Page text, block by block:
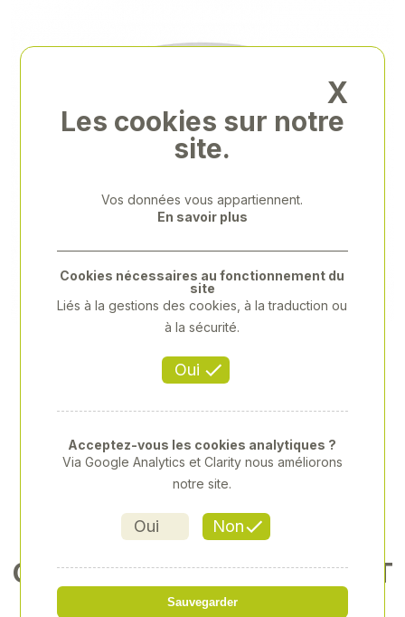
COUVERCLE DE SEAU À LAIT
30L MANCHON DI
X
Les cookies sur notre
site.
Vos données vous appartiennent.
En savoir plus
Oui
Cookies nécessaires au fonctionnement du
site
Liés à la gestions des cookies, à la traduction ou
à la sécurité.
Oui Non
Acceptez-vous les cookies analytiques ?
Via Google Analytics et Clarity nous améliorons
notre site.
Sauvegarder